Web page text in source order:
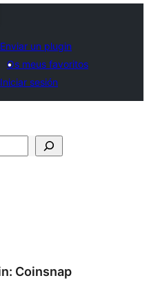
Enviar un plugin
Os meus favoritos
Iniciar sesión
Coinsnap